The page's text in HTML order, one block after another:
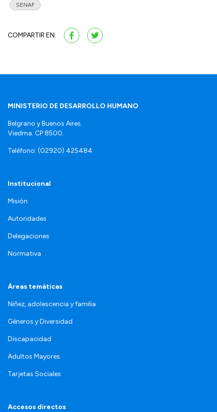
SENAF
COMPARTIR EN:
MINISTERIO DE DESARROLLO HUMANO
Belgrano y Buenos Aires.
Viedma. CP 8500.
Teléfono: (02920) 425484
Institucional
Misión
Autoridades
Delegaciones
Normativa
Áreas temáticas
Niñez, adolescencia y familia
Géneros y Diversidad
Discapacidad
Adultos Mayores
Tarjetas Sociales
Accesos directos